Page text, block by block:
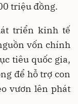
triệu đồng.
triển kinh tế
vốn chính
tiêu quốc gia,
để hỗ trợ con
vươn lên phát